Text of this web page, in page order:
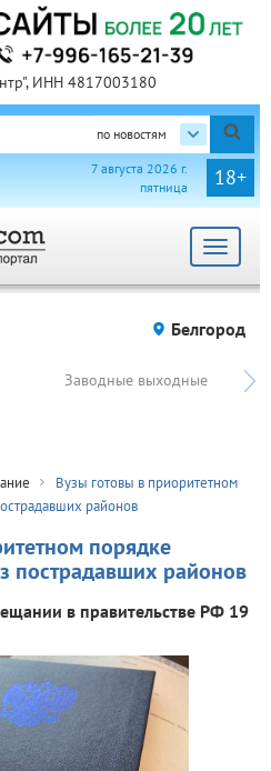
ИНН 4817003180
по новостям
18+
7 августа 2026 г.
пятница
Toggle
Белгород
Заводные выходные
Вузы готовы в приоритетном
районов
порядке
пострадавших районов
в правительстве РФ 19